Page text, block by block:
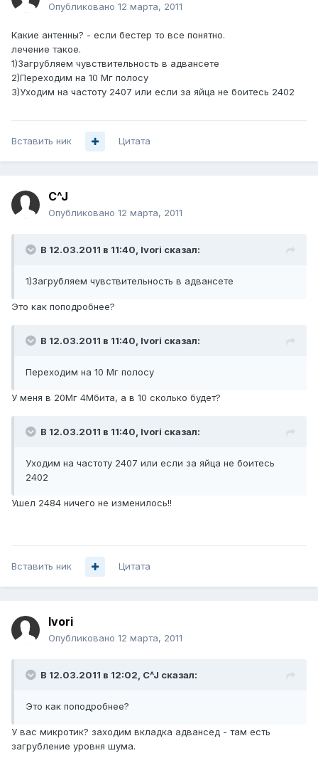
Опубликовано 12 марта, 2011
Какие антенны? - если бестер то все понятно.
лечение такое.
1)Загрубляем чувствительность в адвансете
2)Переходим на 10 Мг полосу
3)Уходим на частоту 2407 или если за яйца не боитесь 2402
Вставить ник Цитата
C^J
Опубликовано 12 марта, 2011
В 12.03.2011 в 11:40, Ivori сказал:
1)Загрубляем чувствительность в адвансете
Это как поподробнее?
В 12.03.2011 в 11:40, Ivori сказал:
Переходим на 10 Мг полосу
У меня в 20Мг 4Мбита, а в 10 сколько будет?
В 12.03.2011 в 11:40, Ivori сказал:
Уходим на частоту 2407 или если за яйца не боитесь
2402
Ушел 2484 ничего не изменилось!!
Вставить ник Цитата
Ivori
Опубликовано 12 марта, 2011
В 12.03.2011 в 12:02, C^J сказал:
Это как поподробнее?
У вас микротик? заходим вкладка адвансед - там есть
загрубление уровня шума.